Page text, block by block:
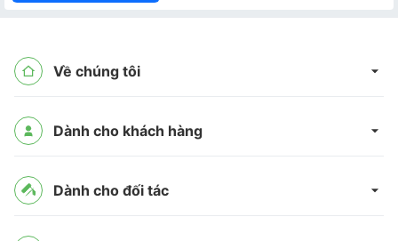
Về chúng tôi
Dành cho khách hàng
Dành cho đối tác